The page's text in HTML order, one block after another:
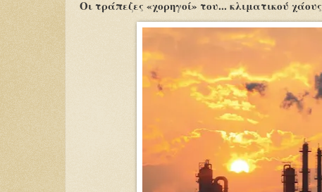
Οι τράπεζες «χορηγοί» του... κλιματικού χάους